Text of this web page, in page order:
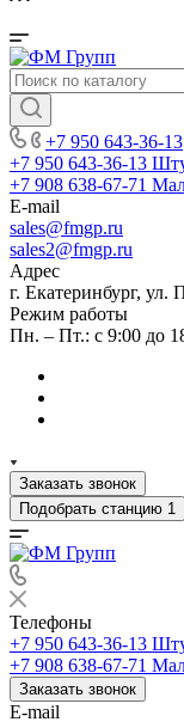
+7 950 643-36-13
+7 950 643-36-13
+7 908 638-67-71
E-mail
sales@fmgp.ru
sales2@fmgp.ru
Адрес
г. Екатеринбург, ул.
Режим работы
Пн. – Пт.: с 9:00 до
Заказать звонок
Подобрать станцию 1
Телефоны
+7 950 643-36-13
+7 908 638-67-71
Заказать звонок
E-mail